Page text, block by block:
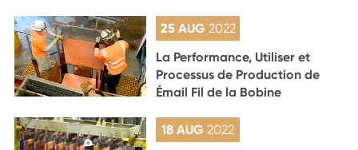
25 AUG 2022
La Performance, Utiliser et
Processus de Production de
Émail Fil de la Bobine
18 AUG2022